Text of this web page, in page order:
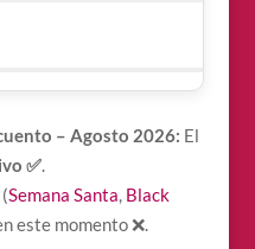
– Agosto 2026: El
✅.
Semana Santa Black
este momento ❌.